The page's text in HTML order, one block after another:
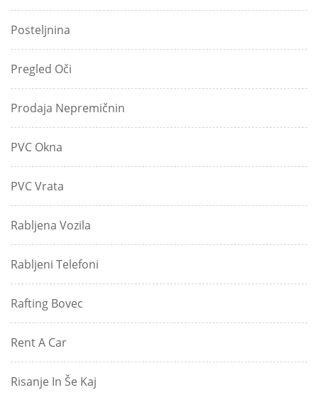
Posteljnina
Pregled Oči
Prodaja Nepremičnin
PVC Okna
PVC Vrata
Rabljena Vozila
Rabljeni Telefoni
Rafting Bovec
Rent A Car
Risanje In Še Kaj